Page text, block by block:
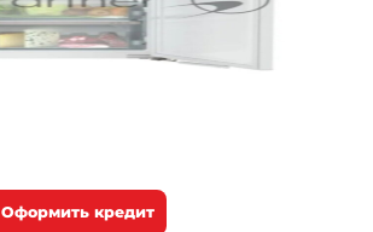
Оформить кредит